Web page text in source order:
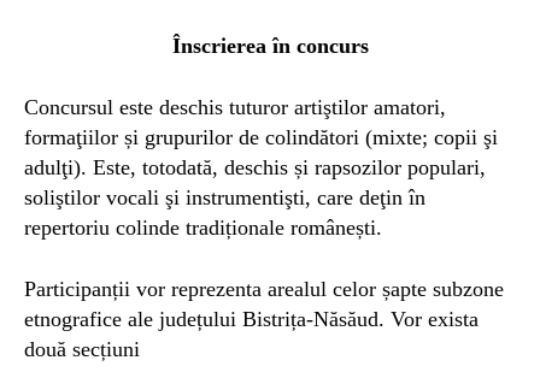
Înscrierea în concurs
Concursul este deschis tuturor artiştilor amatori,
formaţiilor și grupurilor de colindători (mixte; copii şi
adulţi). Este, totodată, deschis și rapsozilor populari,
soliştilor vocali şi instrumentişti, care deţin în
repertoriu colinde tradiționale românești.
Participanții vor reprezenta arealul celor șapte subzone
etnografice ale județului Bistrița-Năsăud. Vor exista
două secțiuni